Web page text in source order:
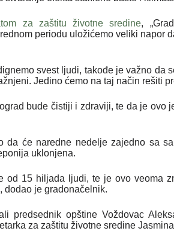
za zaštitu životne sredine,
periodu uložićemo veliki napor
svest ljudi, takođe je važno da
Jedino ćemo na taj način rešiti
bude čistiji i zdraviji, te da je ovo
da će naredne nedelje zajedno sa
uklonjena.
od 15 hiljada ljudi, te je ovo veoma
dodao je gradonačelnik.
predsednik opštine Voždovac
za zaštitu životne sredine